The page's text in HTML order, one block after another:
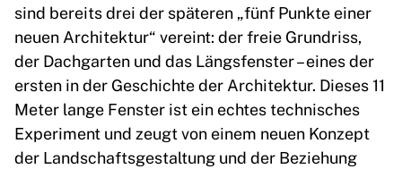
sind bereits drei der späteren „fünf Punkte einer
neuen Architektur“ vereint: der freie Grundriss,
der Dachgarten und das Längsfenster – eines der
ersten in der Geschichte der Architektur. Dieses 11
Meter lange Fenster ist ein echtes technisches
Experiment und zeugt von einem neuen Konzept
der Landschaftsgestaltung und der Beziehung